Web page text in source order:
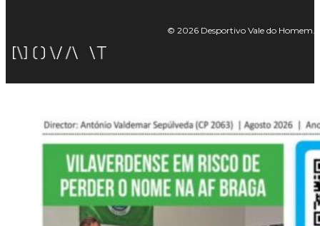
© 2026 Desportivo Vale do Homem.